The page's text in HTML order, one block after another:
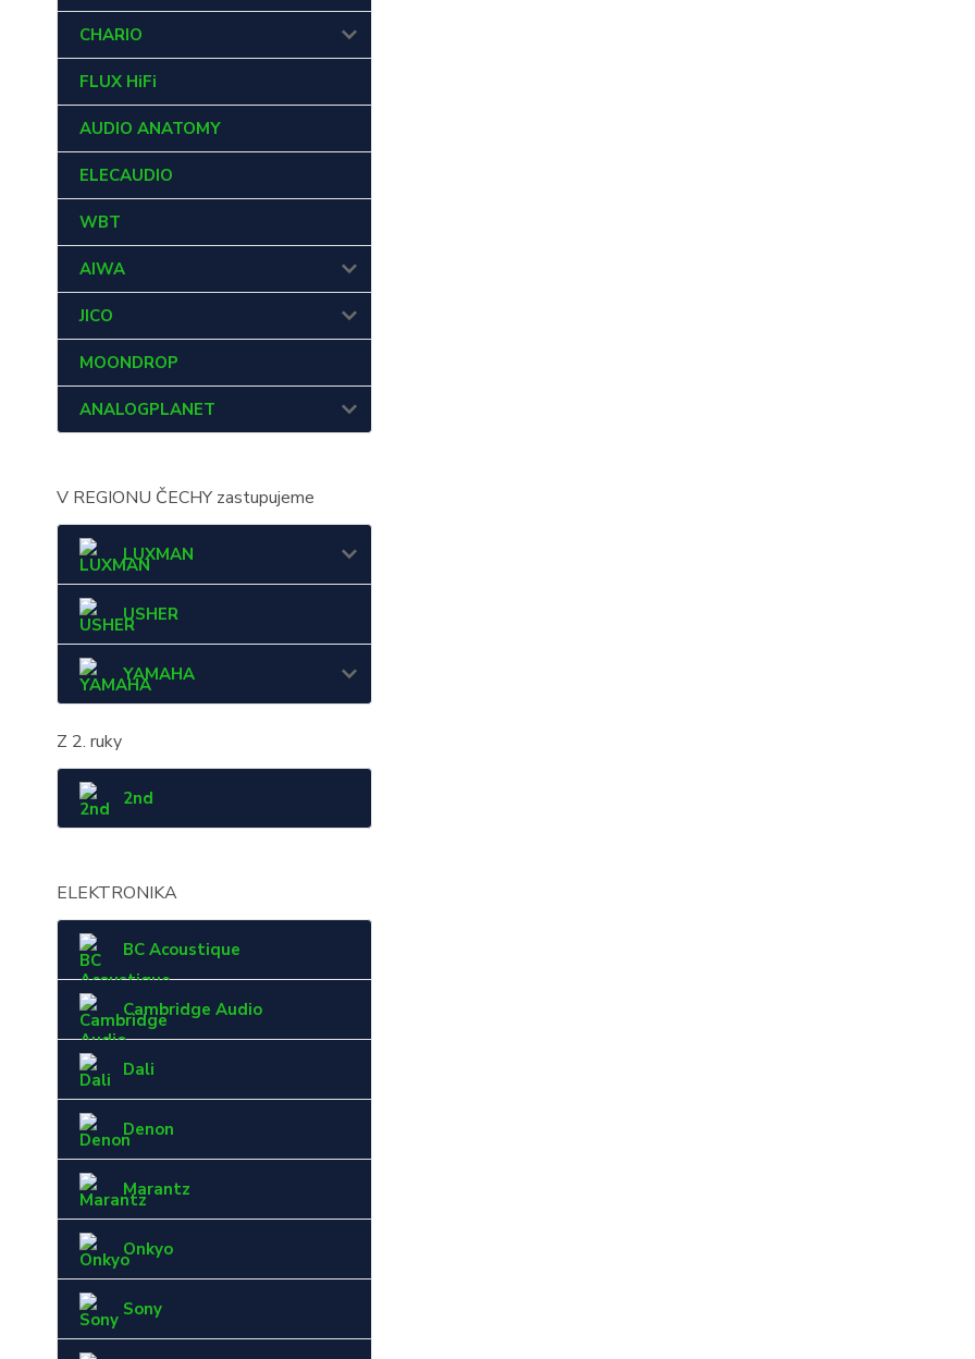
CHARIO
FLUX HiFi
AUDIO ANATOMY
ELECAUDIO
WBT
AIWA
JICO
MOONDROP
ANALOGPLANET
V REGIONU ČECHY zastupujeme
LUXMAN
USHER
YAMAHA
Z 2. ruky
2nd
ELEKTRONIKA
BC Acoustique
Cambridge Audio
Dali
Denon
Marantz
Onkyo
Sony